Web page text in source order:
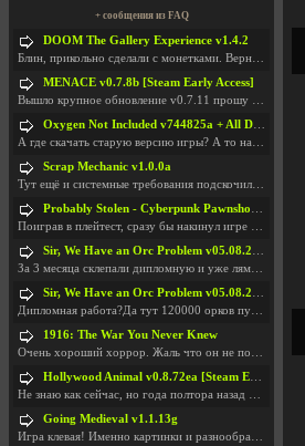
+ сообщения из FAQ
DOOM The Gallery Experience v1.4.2
Блин, прикольно сделали с монетками. Вернулся в св
MENACE v0.7.8b [Steam Early Access]
Вышло крупное обновление v0.7.11 прошу обновить
Oxygen Not Included v744825a + All DLC
А где скачать старую версию игры? А то на новой но
Scrap Mechanic v1.0.0a
Тут ещё и системные требования подскочили. Если не
Probably Stolen - Cyberpunk Pawnshop Simulator v048c [Playtest]
Поиграв в плейтест, сразу бы накинул игре наивысши
Sir, We Have an Orc Problem v05.08.2026
За 3 месяца склепали дипломную и уже лям двести ба
Sir, We Have an Orc Problem v05.08.2026
Дипломная работа?Да тут 120000 орков путь выбирают
1916: The War You Never Knew
Очень хороший хоррор. Жаль что он не получил должн
Hollywood Animal v0.8.72ea [Steam Early Access]
Не знаю как сейчас, но года полтора назад игра был
Going Medieval v1.1.13g
Игра клевая! Именно картинки и разнообразия в стро